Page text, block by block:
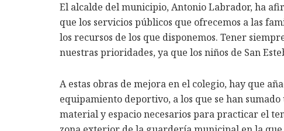
El alcalde del municipio, Antonio Labrador, ha
que los servicios públicos que ofrecemos a las
los recursos de los que disponemos. Tener
nuestras prioridades, ya que los niños de San
A estas obras de mejora en el colegio, hay que
equipamiento deportivo, a los que se han
material y espacio necesarios para practicar el